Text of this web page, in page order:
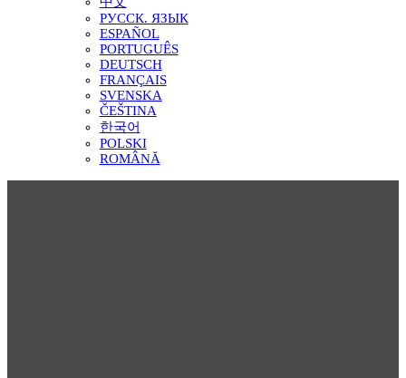
РУССК. ЯЗЫК
ESPAÑOL
PORTUGUÊS
DEUTSCH
FRANÇAIS
SVENSKA
ČEŠTINA
한국어
POLSKI
ROMÂNĂ